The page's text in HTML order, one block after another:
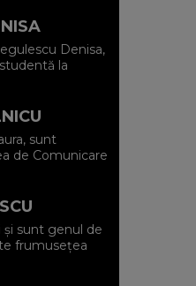
Denisa,
la
sunt
de Comunicare
și sunt genul de
frumusețea